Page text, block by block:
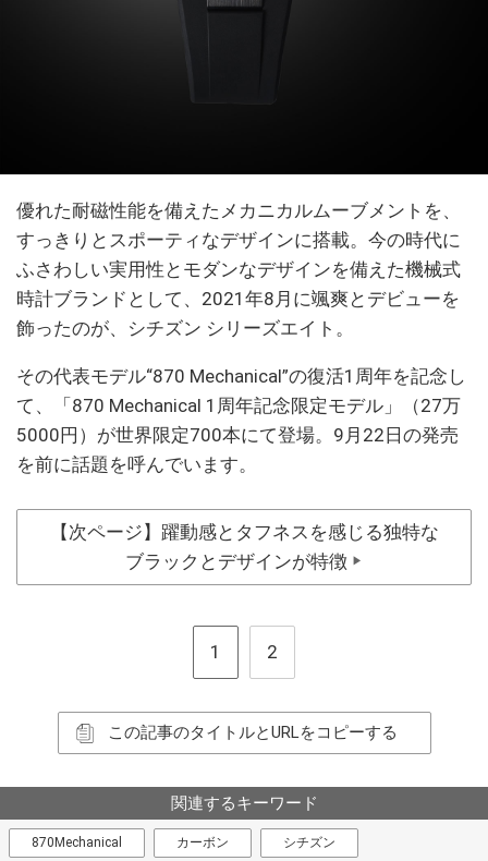
優れた耐磁性能を備えたメカニカルムーブメントを、
すっきりとスポーティなデザインに搭載。今の時代に
ふさわしい実用性とモダンなデザインを備えた機械式
時計ブランドとして、2021年8月に颯爽とデビューを
飾ったのが、シチズン シリーズエイト。
その代表モデル“870 Mechanical”の復活1周年を記念し
て、「870 Mechanical 1周年記念限定モデル」（27万
5000円）が世界限定700本にて登場。9⽉22⽇の発売
を前に話題を呼んでいます。
【次ページ】躍動感とタフネスを感じる独特な
ブラックとデザインが特徴 ▶
1 2
この記事のタイトルとURLをコピーする
関連するキーワード
870Mechanical カーボン シチズン